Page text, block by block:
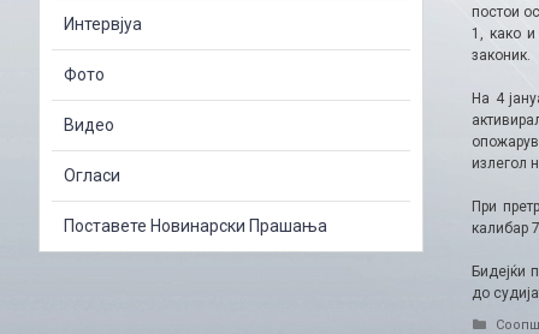
постои
1, како
законик.
На 4
излегол
При
калибар
Бидејќи
до
Интервјуа
Фото
Видео
Огласи
Поставете Новинарски Прашања